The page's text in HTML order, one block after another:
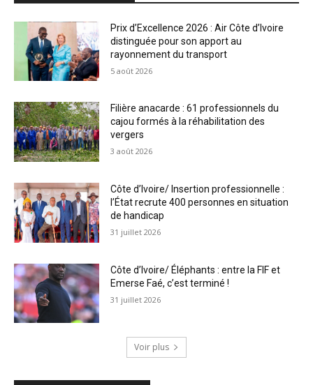
Prix d’Excellence 2026 : Air Côte d’Ivoire
distinguée pour son apport au
rayonnement du transport
5 août 2026
Filière anacarde : 61 professionnels du
cajou formés à la réhabilitation des
vergers
3 août 2026
Côte d’Ivoire/ Insertion professionnelle :
l’État recrute 400 personnes en situation
de handicap
31 juillet 2026
Côte d’Ivoire/ Éléphants : entre la FIF et
Emerse Faé, c’est terminé !
31 juillet 2026
Voir plus